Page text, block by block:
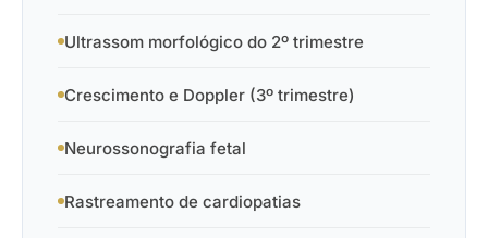
Ultrassom morfológico do 2º trimestre
Crescimento e Doppler (3º trimestre)
Neurossonografia fetal
Rastreamento de cardiopatias